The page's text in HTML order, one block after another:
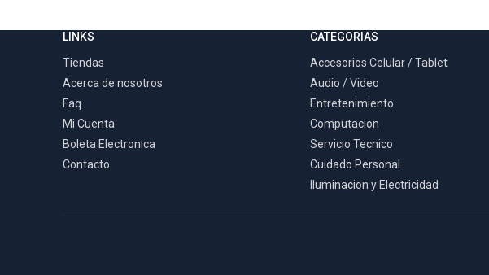
LINKS
Tiendas
Acerca de nosotros
Faq
Mi Cuenta
Boleta Electronica
Contacto
CATEGORIAS
Accesorios Celular / Tablet
Audio / Video
Entretenimiento
Computacion
Servicio Tecnico
Cuidado Personal
Iluminacion y Electricidad